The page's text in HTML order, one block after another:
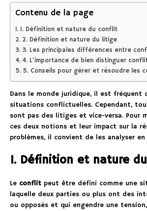
Contenu de la page
1. Définition et nature du conflit
2. Définition et nature du litige
3. Les principales différences entre
4. L’importance de bien distinguer
5. Conseils pour gérer et résoudre les
Dans le monde juridique, il est fréquent
situations conflictuelles. Cependant,
sont pas des litiges et vice-versa. Pour
ces deux notions et leur impact sur la
problèmes, il convient de les analyser
1. Définition et nature
Le conflit peut être défini comme une
laquelle deux parties ou plus ont des
ou opposés et qui engendre une